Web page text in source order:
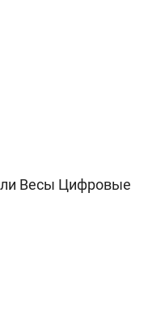
Весы Цифровые